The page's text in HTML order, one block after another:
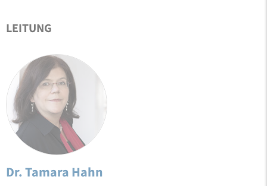
LEITUNG
Dr. Tamara Hahn